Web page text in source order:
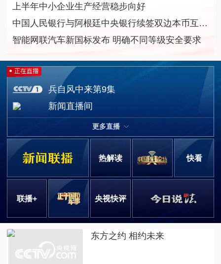
上半年中小企业生产经营稳步向好
中国人民银行与阿根廷中央银行续签双边本币互换协议
智能网联汽车新国标发布 明确不同等级安全要求
兵自风中来第9集
新闻直播间
更多直播
热解读 快看
联播+ 央视快评
东方之约 相约未来